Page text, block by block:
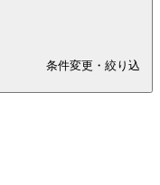
条件変更・絞り込